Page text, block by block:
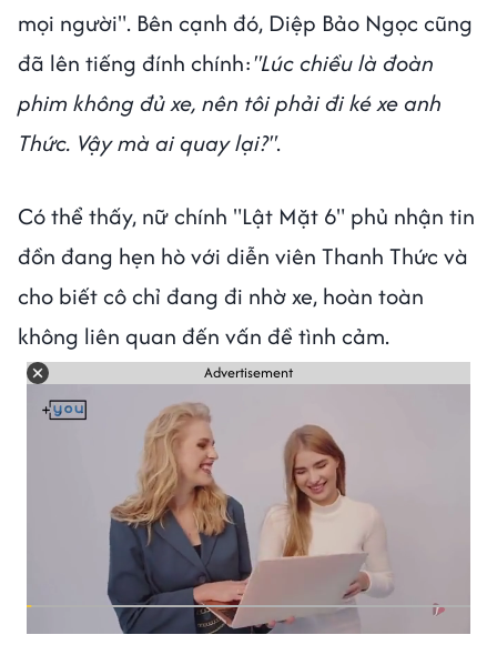
mọi người". Bên cạnh đó, Diệp Bảo Ngọc cũng
đã lên tiếng đính chính:"Lúc chiều là đoàn
phim không đủ xe, nên tôi phải đi ké xe anh
Thức. Vậy mà ai quay lại?".
Có thể thấy, nữ chính "Lật Mặt 6" phủ nhận tin
đồn đang hẹn hò với diễn viên Thanh Thức và
cho biết cô chỉ đang đi nhờ xe, hoàn toàn
không liên quan đến vấn đề tình cảm.
Advertisement